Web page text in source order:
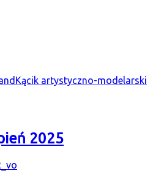
Kącik artystyczno-modelarski
2025